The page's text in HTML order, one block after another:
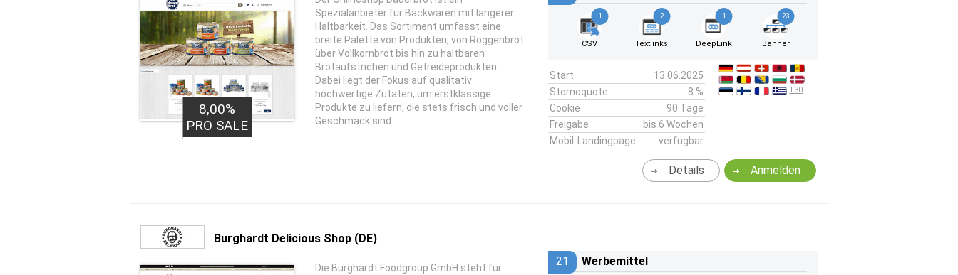
8,00%
PRO SALE
Spezialanbieter für Backwaren mit längerer
Haltbarkeit. Das Sortiment umfasst eine
breite Palette von Produkten, von Roggenbrot
über Vollkornbrot bis hin zu haltbaren
Brotaufstrichen und Getreideprodukten.
Dabei liegt der Fokus auf qualitativ
hochwertige Zutaten, um erstklassige
Produkte zu liefern, die stets frisch und voller
Geschmack sind.
1
CSV
2
Textlinks
1
DeepLink
23
Banner
Start
13.06.2025
Stornoquote
8 %
Cookie
90 Tage
Freigabe
bis 6 Wochen
Mobil-Landingpage
verfügbar
+30
Anmelden
Details
Burghardt Delicious Shop (DE)
Die Burghardt Foodgroup GmbH steht für
21 Werbemittel